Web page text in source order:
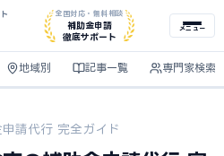
全国対応・無料相談
補助金申請
徹底サポート
メニュー
地域別 記事一覧 専門家検索
請代行 完全ガイド